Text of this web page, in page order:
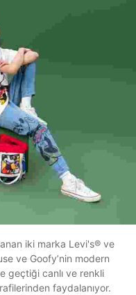
iki marka Levi's® ve
ve Goofy’nin modern
geçtiği canlı ve renkli
faydalanıyor.